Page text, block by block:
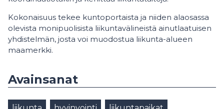
Kokonaisuus tekee kuntoportaista ja niiden alaosassa
olevista monipuolisista liikuntavälineistä ainutlaatuisen
yhdistelmän, josta voi muodostua liikunta-alueen
maamerkki.
Avainsanat